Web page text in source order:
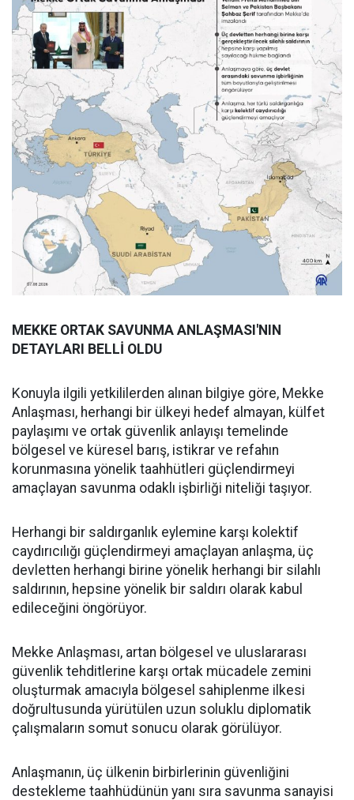
MEKKE ORTAK SAVUNMA ANLAŞMASI'NIN
DETAYLARI BELLİ OLDU
Konuyla ilgili yetkililerden alınan bilgiye göre, Mekke
Anlaşması, herhangi bir ülkeyi hedef almayan, külfet
paylaşımı ve ortak güvenlik anlayışı temelinde
bölgesel ve küresel barış, istikrar ve refahın
korunmasına yönelik taahhütleri güçlendirmeyi
amaçlayan savunma odaklı işbirliği niteliği taşıyor.
Herhangi bir saldırganlık eylemine karşı kolektif
caydırıcılığı güçlendirmeyi amaçlayan anlaşma, üç
devletten herhangi birine yönelik herhangi bir silahlı
saldırının, hepsine yönelik bir saldırı olarak kabul
edileceğini öngörüyor.
Mekke Anlaşması, artan bölgesel ve uluslararası
güvenlik tehditlerine karşı ortak mücadele zemini
oluşturmak amacıyla bölgesel sahiplenme ilkesi
doğrultusunda yürütülen uzun soluklu diplomatik
çalışmaların somut sonucu olarak görülüyor.
Anlaşmanın, üç ülkenin birbirlerinin güvenliğini
destekleme taahhüdünün yanı sıra savunma sanayisi